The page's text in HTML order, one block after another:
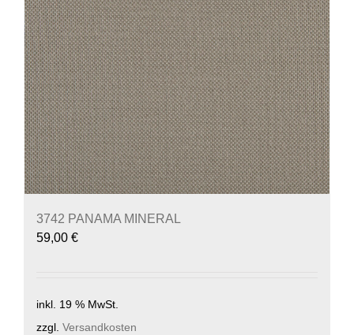
3742 PANAMA MINERAL
59,00 €
inkl. 19 % MwSt.
zzgl. Versandkosten